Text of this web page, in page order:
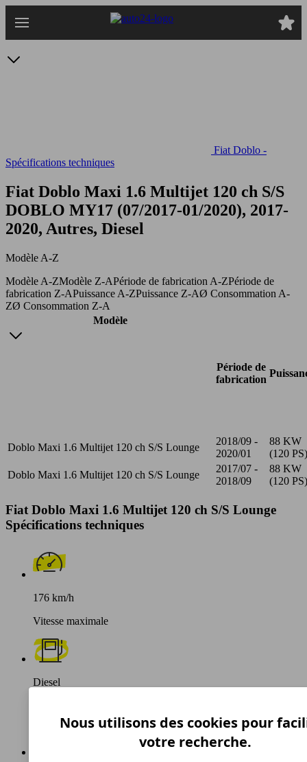
au
Fiat Doblo -
Spécifications techniques
Fiat Doblo Maxi 1.6 Multijet 120 ch S/S
DOBLO MY17 (07/2017-01/2020), 2017-
2020, Autres, Diesel
Modèle A-Z
Modèle A-ZModèle Z-APériode de fabrication A-ZPériode de
fabrication Z-APuissance A-ZPuissance Z-AØ Consommation A-
ZØ Consommation Z-A
Modèle
Période de
fabrication
Doblo Maxi 1.6 Multijet 120 ch S/S Lounge
2018/09 -
2020/01
88 KW
(120 PS)
Doblo Maxi 1.6 Multijet 120 ch S/S Lounge
2017/07 -
2018/09
88 KW
(120 PS)
Fiat Doblo Maxi 1.6 Multijet 120 ch S/S Lounge
Spécifications techniques
176 km/h
Vitesse maximale
Diesel
Nous utilisons des cookies pour
votre recherche.